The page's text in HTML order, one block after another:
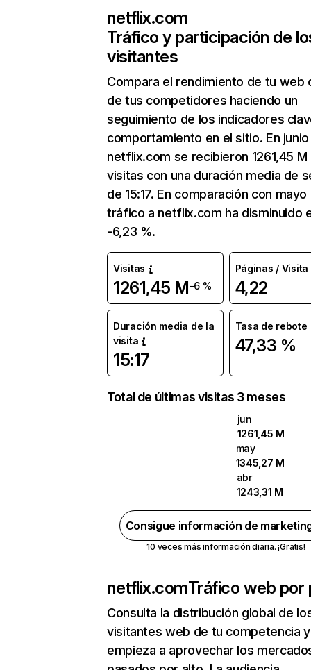
netflix.com
Tráfico y participación de
visitantes
Compara el rendimiento de tu web
de tus competidores haciendo un
seguimiento de los indicadores
comportamiento en el sitio. En junio
netflix.com se recibieron 1261,45 M
visitas con una duración media de
de 15:17. En comparación con mayo
tráfico a netflix.com ha disminuido
-6,23 %.
Visitas
1261,45 M-6 %
Páginas / Visita
4,22
Duración media de la
visita
15:17
Tasa de rebote
47,33 %
Total de últimas visitas 3 meses
jun
1261,45 M
may
1345,27 M
abr
1243,31 M
Consigue información de
10 veces más información diaria. ¡Gratis!
netflix.comTráfico web por
Consulta la distribución global de
visitantes web de tu competencia y
empieza a aprovechar los